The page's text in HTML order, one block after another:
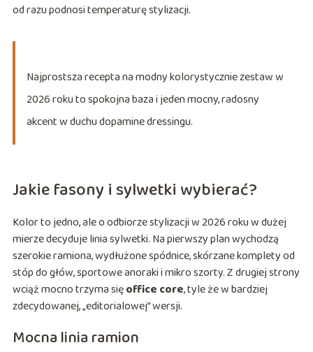
od razu podnosi temperaturę stylizacji.
Najprostsza recepta na modny kolorystycznie zestaw w
2026 roku to spokojna baza i jeden mocny, radosny
akcent w duchu dopamine dressingu.
Jakie fasony i sylwetki wybierać?
Kolor to jedno, ale o odbiorze stylizacji w 2026 roku w dużej
mierze decyduje linia sylwetki. Na pierwszy plan wychodzą
szerokie ramiona, wydłużone spódnice, skórzane komplety od
stóp do głów, sportowe anoraki i mikro szorty. Z drugiej strony
wciąż mocno trzyma sięoffice core, tyle że w bardziej
zdecydowanej, „editorialowej” wersji.
Mocna linia ramion